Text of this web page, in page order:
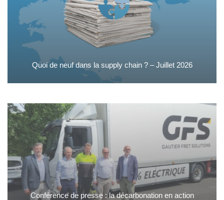
Quoi de neuf dans la supply chain ? – Juillet 2026
Conférence de presse : la décarbonation en action